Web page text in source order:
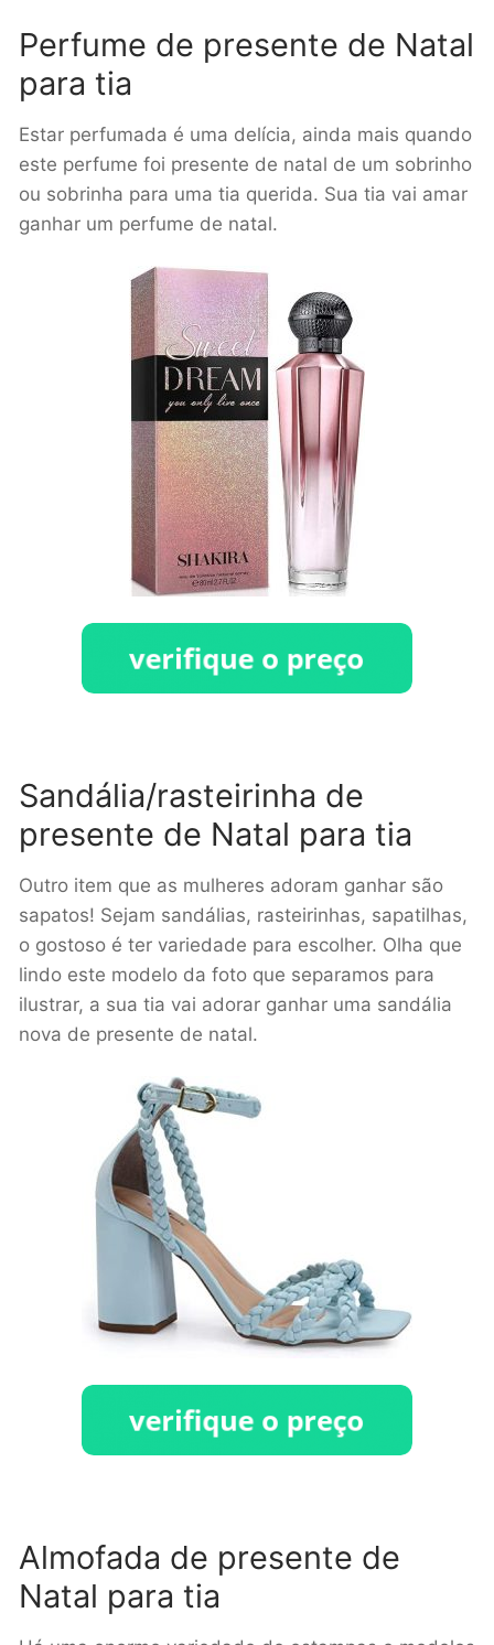
Perfume de presente de Natal
para tia
Estar perfumada é uma delícia, ainda mais quando
este perfume foi presente de natal de um sobrinho
ou sobrinha para uma tia querida. Sua tia vai amar
ganhar um perfume de natal.
Sandália/rasteirinha de
presente de Natal para tia
Outro item que as mulheres adoram ganhar são
sapatos! Sejam sandálias, rasteirinhas, sapatilhas,
o gostoso é ter variedade para escolher. Olha que
lindo este modelo da foto que separamos para
ilustrar, a sua tia vai adorar ganhar uma sandália
nova de presente de natal.
Almofada de presente de
Natal para tia